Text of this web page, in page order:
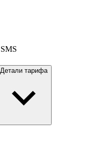
SMS
Детали тарифа